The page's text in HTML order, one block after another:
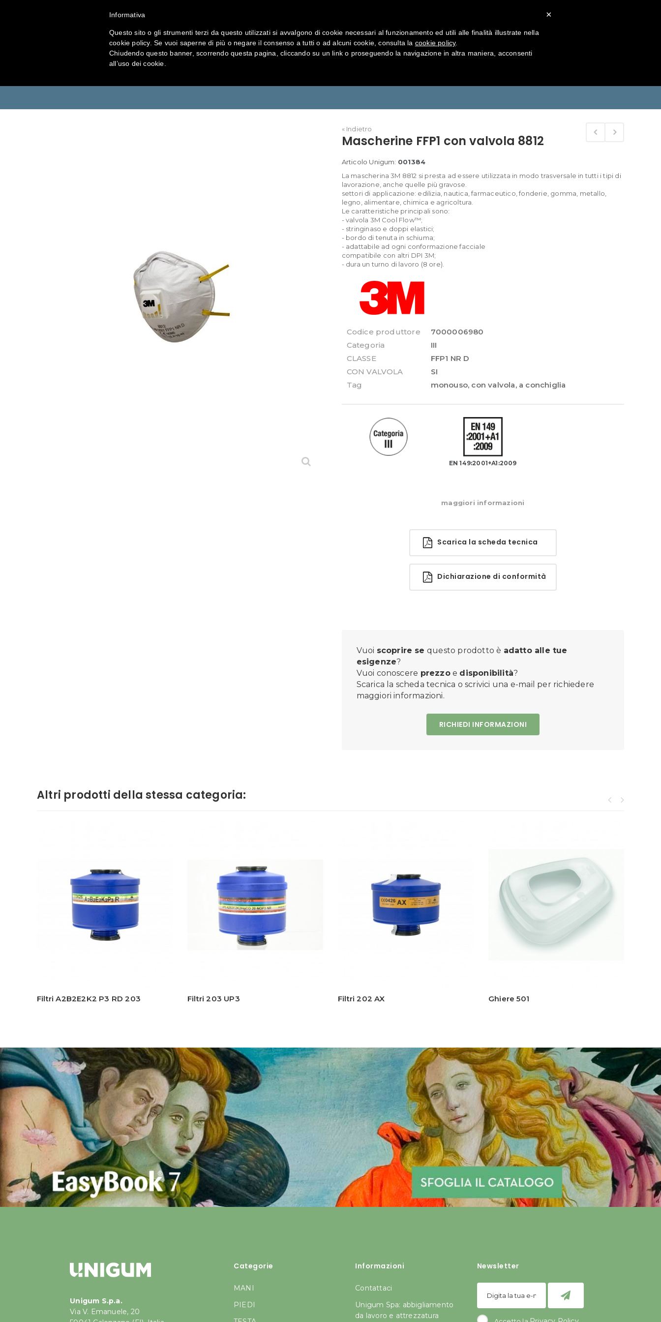
« Indietro
Mascherine FFP1 con valvola 8812
Articolo Unigum: 001384
La mascherina 3M 8812 si presta ad essere utilizzata in modo trasversale in tutti i tipi di
lavorazione, anche quelle più gravose.
settori di applicazione: edilizia, nautica, farmaceutico, fonderie, gomma, metallo,
legno, alimentare, chimica e agricoltura.
Le caratteristiche principali sono:
- valvola 3M Cool Flow™;
- stringinaso e doppi elastici;
- bordo di tenuta in schiuma;
- adattabile ad ogni conformazione facciale
compatibile con altri DPI 3M;
- dura un turno di lavoro (8 ore).
Codice produttore
7000006980
Categoria
III
CLASSE
FFP1 NR D
CON VALVOLA
SI
Tag
monouso, con valvola, a conchiglia
EN 149:2001+A1:2009
maggiori informazioni
Scarica la scheda tecnica
Dichiarazione di conformità
Vuoi scoprire se questo prodotto è adatto alle tue
esigenze?
Vuoi conoscere prezzoe disponibilità?
Scarica la scheda tecnica o scrivici una e-mail per richiedere
maggiori informazioni.
RICHIEDI INFORMAZIONI
Altri prodotti della stessa categoria:
Filtri A2B2E2K2 P3 RD 203 Filtri 203 UP3 Filtri 202 AX Ghiere 501
Unigum S.p.a.
Via V. Emanuele, 20
Categorie
MANI
PIEDI
Informazioni
Contattaci
Unigum Spa: abbigliamento
da lavoro e attrezzatura
Newsletter
×
Informativa
Questo sito o gli strumenti terzi da questo utilizzati si avvalgono di cookie necessari al funzionamento ed utili alle finalità illustrate nella
cookie policy. Se vuoi saperne di più o negare il consenso a tutti o ad alcuni cookie, consulta la cookie policy.
Chiudendo questo banner, scorrendo questa pagina, cliccando su un link o proseguendo la navigazione in altra maniera, acconsenti
all’uso dei cookie.